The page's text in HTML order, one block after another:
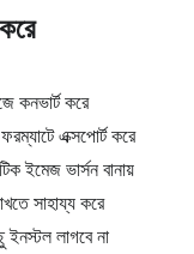
কনভার্ট করে
এক্সপোর্ট করে
ইমেজ ভার্সন বানায়
সাহায্য করে
ইনস্টল লাগবে না